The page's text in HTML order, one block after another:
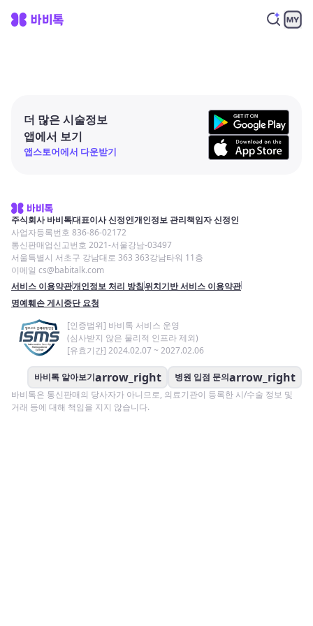
더 많은 시술정보
앱에서 보기
앱스토어에서 다운받기
주식회사 바비톡대표이사 신정인개인정보 관리책임자 신정인
사업자등록번호 836-86-02172
통신판매업신고번호 2021-서울강남-03497
서울특별시 서초구 강남대로 363 363강남타워 11층
이메일 cs@babitalk.com
서비스 이용약관개인정보 처리 방침위치기반 서비스 이용약관
명예훼손 게시중단 요청
[인증범위] 바비톡 서비스 운영
(심사받지 않은 물리적 인프라 제외)
[유효기간] 2024.02.07 ~ 2027.02.06
바비톡 알아보기arrow_right 병원 입점 문의arrow_right
바비톡은 통신판매의 당사자가 아니므로, 의료기관이 등록한 시/수술 정보 및
거래 등에 대해 책임을 지지 않습니다.